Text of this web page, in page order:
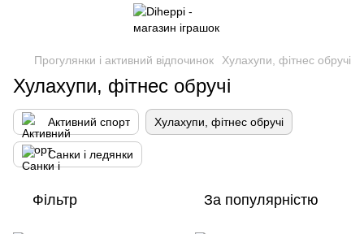
Прогулянки і активний відпочинок Хулахупи, фітнес обручі
Хулахупи, фітнес обручі
Активний спорт Хулахупи, фітнес обручі
Санки і ледянки
Фільтр За популярністю